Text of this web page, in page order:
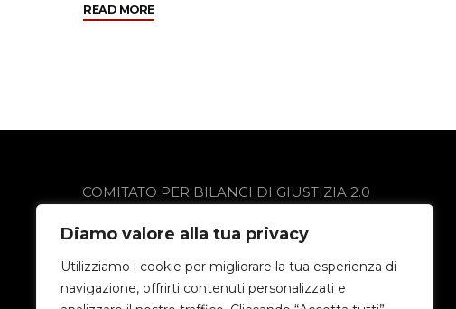
Diamo valore alla tua privacy
Utilizziamo i cookie per migliorare la tua esperienza di
navigazione, offrirti contenuti personalizzati e
READ MORE"La
COMITATO PER BILANCI DI GIUSTIZIA 2.0
24021 Albino (BG)
Privacy Policy